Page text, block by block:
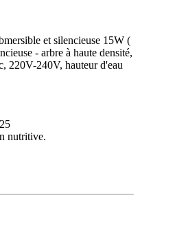
et silencieuse 15W (
- arbre à haute densité,
220V-240V, hauteur d'eau
nutritive.